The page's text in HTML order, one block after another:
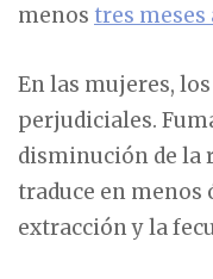
menos tres meses
En las mujeres,
perjudiciales.
disminución de la
traduce en
extracción y la